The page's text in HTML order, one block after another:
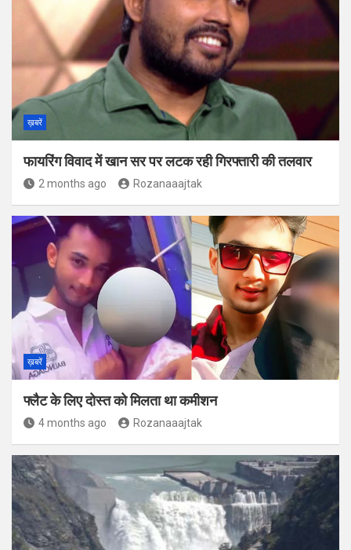
ख़बरें
फायरिंग विवाद में खान सर पर लटक रही गिरफ्तारी की तलवार
2 months ago Rozanaaajtak
ख़बरें
फ्लैट के लिए दोस्त को मिलता था कमीशन
4 months ago Rozanaaajtak